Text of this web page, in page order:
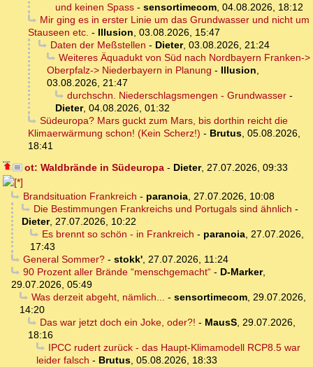
und keinen Spass - sensortimecom, 04.08.2026, 18:12
Mir ging es in erster Linie um das Grundwasser und nicht um
Stauseen etc. - Illusion, 03.08.2026, 15:47
Daten der Meßstellen - Dieter, 03.08.2026, 21:24
Weiteres Äquadukt von Süd nach Nordbayern Franken->
Oberpfalz-> Niederbayern in Planung - Illusion,
03.08.2026, 21:47
durchschn. Niederschlagsmengen - Grundwasser-
Dieter, 04.08.2026, 01:32
Südeuropa? Mars guckt zum Mars, bis dorthin reicht die
Klimaerwärmung schon! (Kein Scherz!) - Brutus, 05.08.2026,
18:41
ot: Waldbrände in Südeuropa- Dieter, 27.07.2026, 09:33
Brandsituation Frankreich - paranoia, 27.07.2026, 10:08
Die Bestimmungen Frankreichs und Portugals sind ähnlich -
Dieter, 27.07.2026, 10:22
Es brennt so schön - in Frankreich - paranoia, 27.07.2026,
17:43
General Sommer?- stokk', 27.07.2026, 11:24
90 Prozent aller Brände “menschgemacht“- D-Marker,
29.07.2026, 05:49
Was derzeit abgeht, nämlich... - sensortimecom, 29.07.2026,
14:20
Das war jetzt doch ein Joke, oder?! - MausS, 29.07.2026,
18:16
IPCC rudert zurück - das Haupt-Klimamodell RCP8.5 war
leider falsch - Brutus, 05.08.2026, 18:33